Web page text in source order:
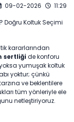
09-02-2026 11:29
kararlarından
sertliği de konforu
yumuşak koltuk
yoktur; çünkü
ve beklentilere
tüm yönleriyle ele
netleştiriyoruz.